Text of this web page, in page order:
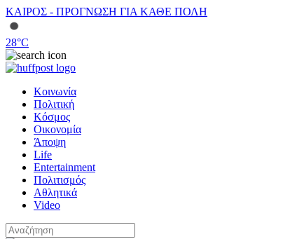
ΚΑΙΡΟΣ - ΠΡΟΓΝΩΣΗ ΓΙΑ ΚΑΘΕ ΠΟΛΗ
28°C
Κοινωνία
Πολιτική
Κόσμος
Οικονομία
Άποψη
Life
Entertainment
Πολιτισμός
Αθλητικά
Video